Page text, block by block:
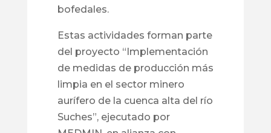
bofedales.
Estas actividades forman parte
del proyecto “Implementación
de medidas de producción más
limpia en el sector minero
aurífero de la cuenca alta del río
Suches”, ejecutado por